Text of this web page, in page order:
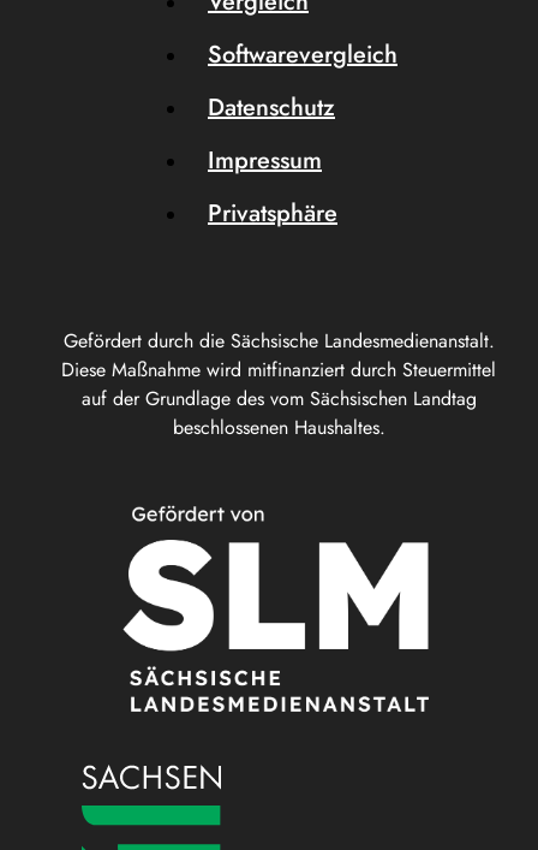
Gefördert durch die Sächsische Landesmedienanstalt.
Diese Maßnahme wird mitfinanziert durch Steuermittel
auf der Grundlage des vom Sächsischen Landtag
beschlossenen Haushaltes.
Softwarevergleich
Datenschutz
Impressum
Privatsphäre